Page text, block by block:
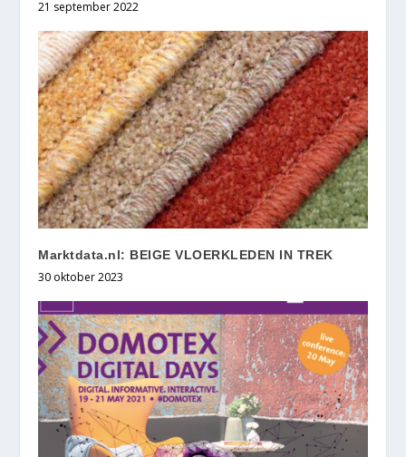
21 september 2022
Marktdata.nl: BEIGE VLOERKLEDEN IN TREK
30 oktober 2023